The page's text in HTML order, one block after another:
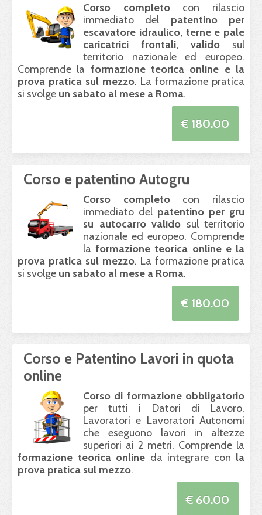
Corso completocon rilascio
immediato del patentino per
escavatore idraulico, terne e pale
caricatrici frontali, valido sul
territorio nazionale ed europeo.
Comprende la formazione teorica online e la
prova pratica sul mezzo. La formazione pratica
si svolge un sabato al mese a Roma.
€ 180.00
Corso e patentino Autogru
Corso completocon rilascio
immediato del patentino per gru
su autocarro valido sul territorio
nazionale ed europeo. Comprende
laformazione teorica online e la
prova pratica sul mezzo. La formazione pratica
si svolge un sabato al mese a Roma.
€ 180.00
Corso e Patentino Lavori in quota
online
Corso di formazione obbligatorio
per tutti i Datori di Lavoro,
Lavoratori e Lavoratori Autonomi
che eseguono lavori in altezze
superiori ai 2 metri. Comprende la
formazione teorica online da integrare con la
prova pratica sul mezzo.
€ 60.00